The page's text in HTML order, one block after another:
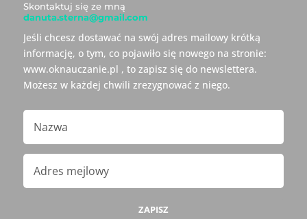
Skontaktuj się ze mną
danuta.sterna@gmail.com
Jeśli chcesz dostawać na swój adres mailowy krótką
informację, o tym, co pojawiło się nowego na stronie:
www.oknauczanie.pl , to zapisz się do newslettera.
Możesz w każdej chwili zrezygnować z niego.
ZAPISZ